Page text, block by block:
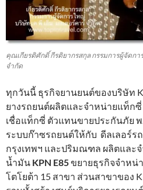
คุณเกียรติศักดิ์ กีรติยากรสกุล กรรมการผู้จัดกา
จำกัด
ทุกวันนี้ ธุรกิจยานยนต์ของบริษัท
ยางรถยนต์ผลิตและจำหน่ายแท็ก
เชื่อแท็กซี่ ตัวแทนขายประกันภัย
ระบบก๊าซรถยนต์ให้กับ ดีลเลอร์ร
กรุงเทพฯ และปริมณฑล ผลิตและ
น้ำมัน KPN E85ขยายธุรกิจจำห
โตโยต้า 15 สาขา ส่วนสาขาของ